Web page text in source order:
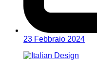
23 Febbraio 2024